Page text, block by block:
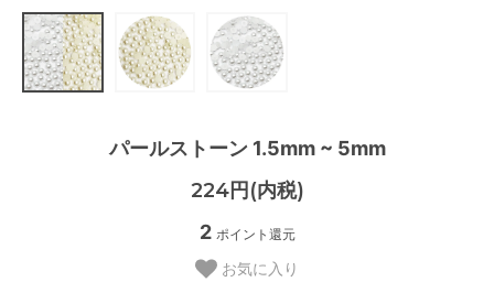
パールストーン 1.5mm ~ 5mm
224円(内税)
2 ポイント還元
お気に入り